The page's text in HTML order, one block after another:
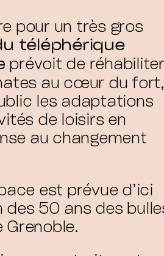
pour un très gros
téléphérique
prévoit de réhabiliter
au cœur du fort,
les adaptations
de loisirs en
au changement
est prévue d’ici
des 50 ans des
Grenoble.